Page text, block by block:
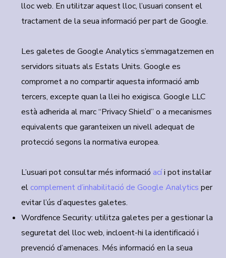
lloc web. En utilitzar aquest lloc, l’usuari consent el
tractament de la seua informació per part de Google.
Les galetes de Google Analytics s’emmagatzemen en
servidors situats als Estats Units. Google es
compromet a no compartir aquesta informació amb
tercers, excepte quan la llei ho exigisca. Google LLC
està adherida al marc “Privacy Shield” o a mecanismes
equivalents que garanteixen un nivell adequat de
protecció segons la normativa europea.
L’usuari pot consultar més informació acíi pot instal·lar
el complement d’inhabilitació de Google Analytics per
evitar l’ús d’aquestes galetes.
Wordfence Security: utilitza galetes per a gestionar la
seguretat del lloc web, incloent-hi la identificació i
prevenció d’amenaces. Més informació en la seua